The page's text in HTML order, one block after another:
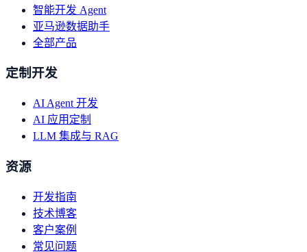
智能开发 Agent
亚马逊数据助手
全部产品
定制开发
AI Agent 开发
AI 应用定制
LLM 集成与 RAG
资源
开发指南
技术博客
客户案例
常见问题